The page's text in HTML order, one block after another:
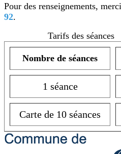
Pour des renseignements,
92.
Tarifs des séances
Nombre de séances
1 séance
Carte de 10 séances